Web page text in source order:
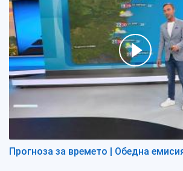
Прогноза за времето | Обедна